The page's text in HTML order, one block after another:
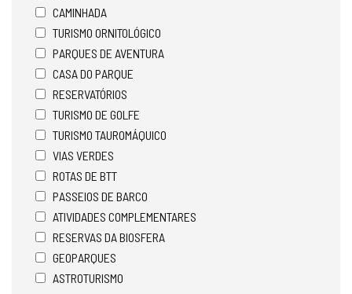
CAMINHADA
TURISMO ORNITOLÓGICO
PARQUES DE AVENTURA
CASA DO PARQUE
RESERVATÓRIOS
TURISMO DE GOLFE
TURISMO TAUROMÁQUICO
VIAS VERDES
ROTAS DE BTT
PASSEIOS DE BARCO
ATIVIDADES COMPLEMENTARES
RESERVAS DA BIOSFERA
GEOPARQUES
ASTROTURISMO